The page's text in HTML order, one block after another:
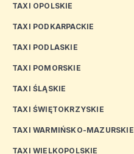
TAXI OPOLSKIE
TAXI PODKARPACKIE
TAXI PODLASKIE
TAXI POMORSKIE
TAXI ŚLĄSKIE
TAXI ŚWIĘTOKRZYSKIE
TAXI WARMIŃSKO-MAZURSKIE
TAXI WIELKOPOLSKIE